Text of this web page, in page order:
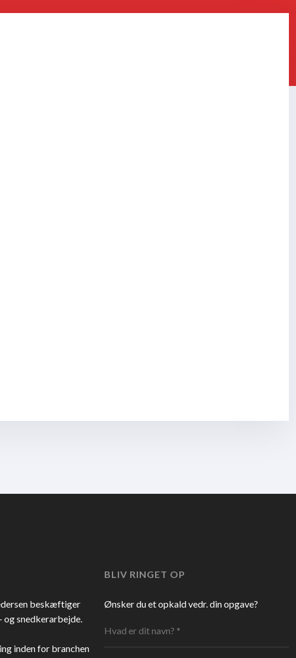
beskæftiger
snedkerarbejde.
inden for branchen
BLIV RINGET OP
​Ønsker du et opkald vedr. din opgave?